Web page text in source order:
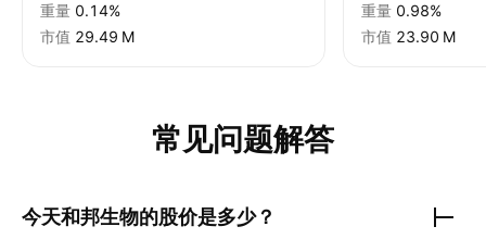
重量 0.14%
市值 ‪29.49 M‬
重量 0.98%
市值 ‪23.90 M‬
常见问题解答
今天和邦生物的股价是多少？